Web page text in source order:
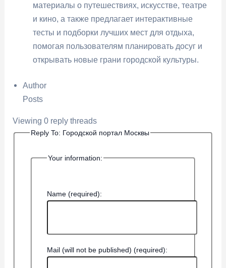
материалы о путешествиях, искусстве, театре
и кино, а также предлагает интерактивные
тесты и подборки лучших мест для отдыха,
помогая пользователям планировать досуг и
открывать новые грани городской культуры.
Author
Posts
Viewing 0 reply threads
Reply To: Городской портал Москвы
Your information:
Name (required):
Mail (will not be published) (required):